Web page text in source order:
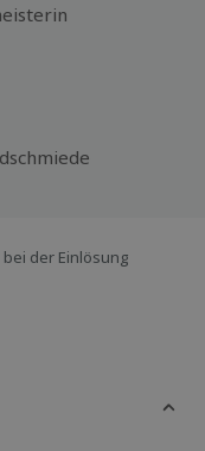
der Einlösung